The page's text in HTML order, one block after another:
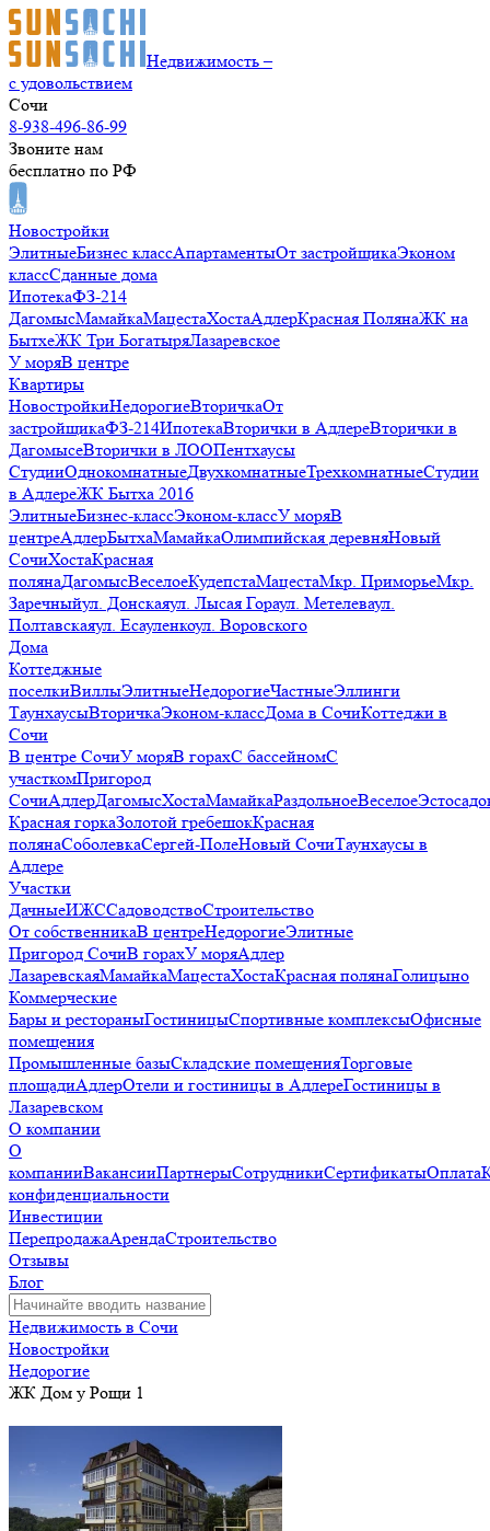
Недвижимость –
с удовольствием
Сочи
8-938-496-86-99
Звоните нам
бесплатно по РФ
Новостройки
ЭлитныеБизнес классАпартаментыОт застройщикаЭконом
классСданные дома
ИпотекаФЗ-214
ДагомысМамайкаМацестаХостаАдлерКрасная ПолянаЖК на
БытхеЖК Три БогатыряЛазаревское
У моряВ центре
Квартиры
НовостройкиНедорогиеВторичкаОт
застройщикаФЗ-214ИпотекаВторички в АдлереВторички в
ДагомысеВторички в ЛООПентхаусы
СтудииОднокомнатныеДвухкомнатныеТрехкомнатныеСтудии
в АдлереЖК Бытха 2016
ЭлитныеБизнес-классЭконом-классУ моряВ
центреАдлерБытхаМамайкаОлимпийская деревняНовый
СочиХостаКрасная
полянаДагомысВеселоеКудепстаМацестаМкр. ПриморьеМкр.
Заречныйул. Донскаяул. Лысая Гораул. Метелеваул.
Полтавскаяул. Есауленкоул. Воровского
Дома
Коттеджные
поселкиВиллыЭлитныеНедорогиеЧастныеЭллинги
ТаунхаусыВторичкаЭконом-классДома в СочиКоттеджи в
Сочи
В центре СочиУ моряВ горахС бассейномС
участкомПригород
СочиАдлерДагомысХостаМамайкаРаздольноеВеселое
Красная горкаЗолотой гребешокКрасная
полянаСоболевкаСергей-ПолеНовый СочиТаунхаусы в
Адлере
Участки
ДачныеИЖССадоводствоСтроительство
От собственникаВ центреНедорогиеЭлитные
Пригород СочиВ горахУ моряАдлер
ЛазаревскаяМамайкаМацестаХостаКрасная полянаГолицыно
Коммерческие
Бары и рестораныГостиницыСпортивные комплексыОфисные
помещения
Промышленные базыСкладские помещенияТорговые
площадиАдлерОтели и гостиницы в АдлереГостиницы в
Лазаревском
О компании
О
компанииВакансииПартнерыСотрудникиСертификатыОплата
конфиденциальности
Инвестиции
ПерепродажаАрендаСтроительство
Отзывы
Блог
Недвижимость в Сочи
Новостройки
Недорогие
ЖК Дом у Рощи 1